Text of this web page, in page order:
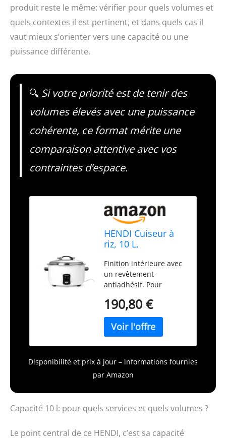
produit reste le même: vérifier pour quels volumes et
quels contextes il est pertinent, et dans quels cas il
vaut mieux s’orienter vers une capacité ou une
puissance différente.
🔍 Si votre priorité est de tenir des
volumes élevés avec une puissance
cohérente, ce format mérite une
comparaison attentive avec vos
contraintes d’espace.
HENDI Cuiseur à
riz, 10 L,
554x495x(H)365mm
Finition intérieure avec
un revêtement
antiadhésif. Pour
riz cuit. Poignées qui
peuvent servir de
support pour le
couvercle. Verre doseur
et cuillère à riz incluses.
190,80 €
Disponibilité et prix à jour – informations fournies
par Amazon
Capacité 10 l: pour quels services et quels volumes ?
Le point central de ce HENDI, c’est sa capacité